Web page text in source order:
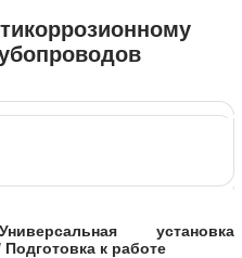
установка
к работе